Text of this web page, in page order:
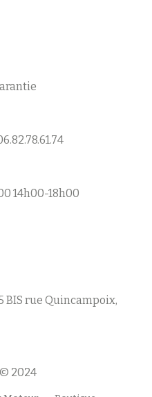
14h00-18h00
BIS rue Quincampoix,
2024